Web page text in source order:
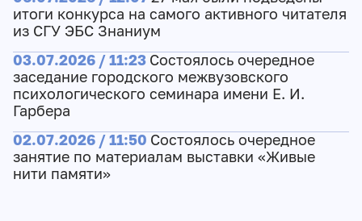
итоги конкурса на самого активного читателя
из СГУ ЭБС Знаниум
03.07.2026 / 11:23 Состоялось очередное
заседание городского межвузовского
психологического семинара имени Е. И.
Гарбера
02.07.2026 / 11:50 Состоялось очередное
занятие по материалам выставки «Живые
нити памяти»